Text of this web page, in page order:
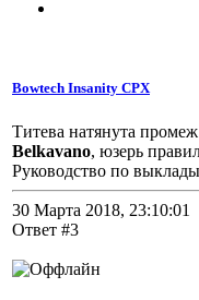
Bowtech Insanity CPX
Титева натянута промеж
Belkavano, юзерь
Руководство по
30 Марта 2018, 23:10:01
Ответ #3